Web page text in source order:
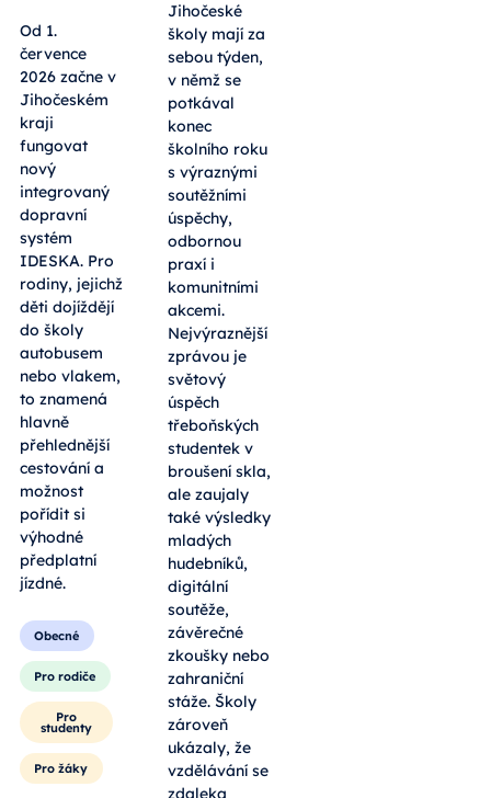
Od 1.
července
2026 začne v
Jihočeském
kraji
fungovat
nový
integrovaný
dopravní
systém
IDESKA. Pro
rodiny, jejichž
děti dojíždějí
do školy
autobusem
nebo vlakem,
to znamená
hlavně
přehlednější
cestování a
možnost
pořídit si
výhodné
předplatní
jízdné.
Obecné
Pro rodiče
Pro
studenty
Pro žáky
Jihočeské
školy mají za
sebou týden,
v němž se
potkával
konec
školního roku
s výraznými
soutěžními
úspěchy,
odbornou
praxí i
komunitními
akcemi.
Nejvýraznější
zprávou je
světový
úspěch
třeboňských
studentek v
broušení skla,
ale zaujaly
také výsledky
mladých
hudebníků,
digitální
soutěže,
závěrečné
zkoušky nebo
zahraniční
stáže. Školy
zároveň
ukázaly, že
vzdělávání se